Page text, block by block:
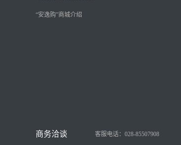
“安逸购”商城介绍
客服电话：028-85507908